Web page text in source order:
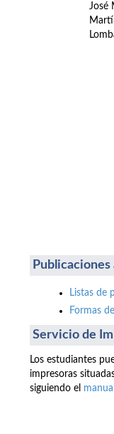
José
Publicaciones
Listas de
Formas
Servicio de
Los estudiantes
impresoras
siguiendo el